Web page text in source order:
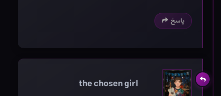
پاسخ
the chosen girl